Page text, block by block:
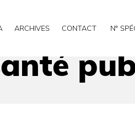
ARCHIVES CONTACT N°